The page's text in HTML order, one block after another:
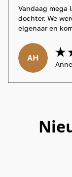
Vandaag mega
dochter. We
eigenaar en